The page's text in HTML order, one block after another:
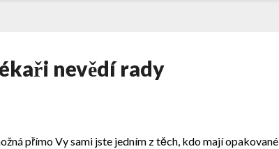
nevědí rady
přímo Vy sami jste jedním z těch, kdo mají opakované